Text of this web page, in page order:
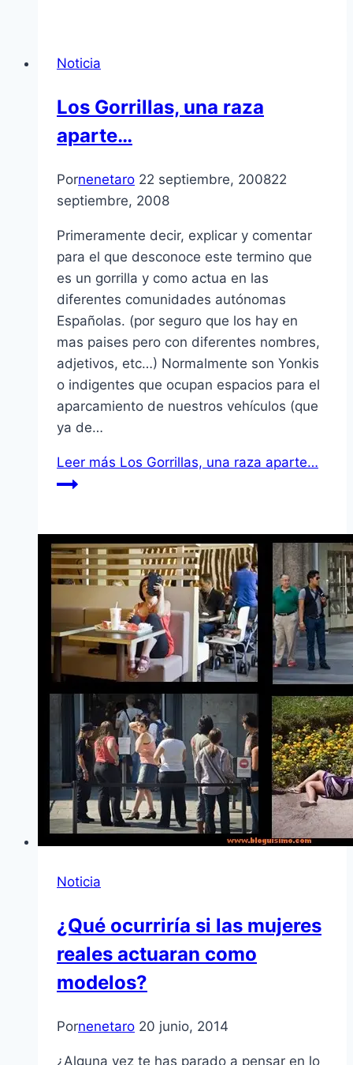
Noticia
Los Gorrillas, una raza
aparte…
Pornenetaro 22 septiembre, 200822
septiembre, 2008
Primeramente decir, explicar y comentar
para el que desconoce este termino que
es un gorrilla y como actua en las
diferentes comunidades autónomas
Españolas. (por seguro que los hay en
mas paises pero con diferentes nombres,
adjetivos, etc…) Normalmente son Yonkis
o indigentes que ocupan espacios para el
aparcamiento de nuestros vehí­culos (que
ya de…
Leer más Los Gorrillas, una raza aparte…
Noticia
¿Qué ocurriría si las mujeres
reales actuaran como
modelos?
Pornenetaro 20 junio, 2014
¿Alguna vez te has parado a pensar en lo